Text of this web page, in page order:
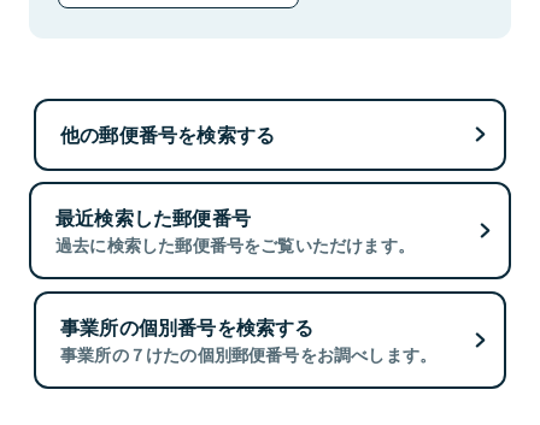
他の郵便番号を検索する
最近検索した郵便番号
過去に検索した郵便番号をご覧いただけます。
事業所の個別番号を検索する
事業所の７けたの個別郵便番号をお調べします。